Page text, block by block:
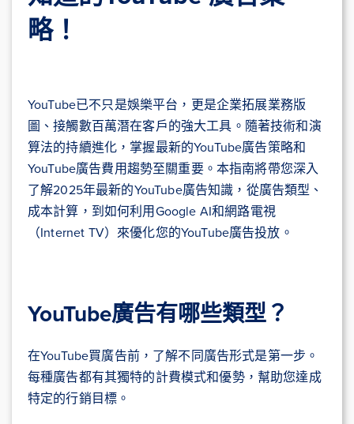
略！
YouTube已不只是娛樂平台，更是企業拓展業務版
圖、接觸數百萬潛在客戶的強大工具。隨著技術和演
算法的持續進化，掌握最新的YouTube廣告策略和
YouTube廣告費用趨勢至關重要。本指南將帶您深入
了解2025年最新的YouTube廣告知識，從廣告類型、
成本計算，到如何利用Google AI和網路電視
（Internet TV）來優化您的YouTube廣告投放。
YouTube廣告有哪些類型？
在YouTube買廣告前，了解不同廣告形式是第一步。
每種廣告都有其獨特的計費模式和優勢，幫助您達成
特定的行銷目標。